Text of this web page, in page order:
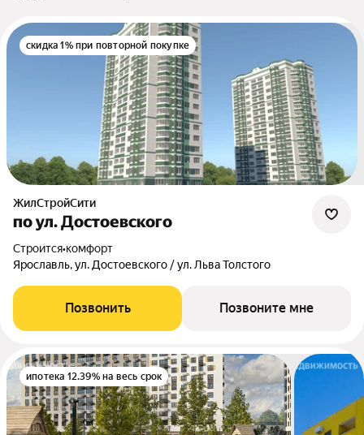
скидка 1% при повторной покупке
ЖилСтройСити
по ул. Достоевского
Строится•комфорт
Ярославль, ул. Достоевского / ул. Льва Толстого
Позвонить Позвоните мне
ипотека 12.39% на весь срок